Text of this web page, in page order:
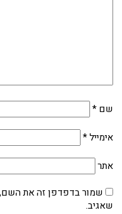
שם *
אימייל*
אתר
שמור בדפדפן זה את
שאגיב.